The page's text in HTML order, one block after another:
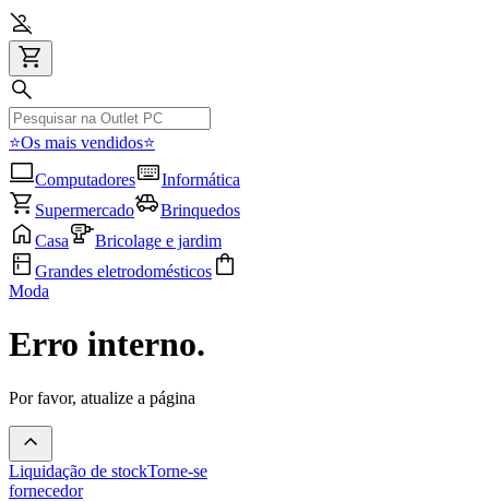
⭐Os mais vendidos⭐
Computadores
Informática
Supermercado
Brinquedos
Casa
Bricolage e jardim
Grandes eletrodomésticos
Moda
Erro interno.
Por favor, atualize a página
Liquidação de stockTorne-se
fornecedor